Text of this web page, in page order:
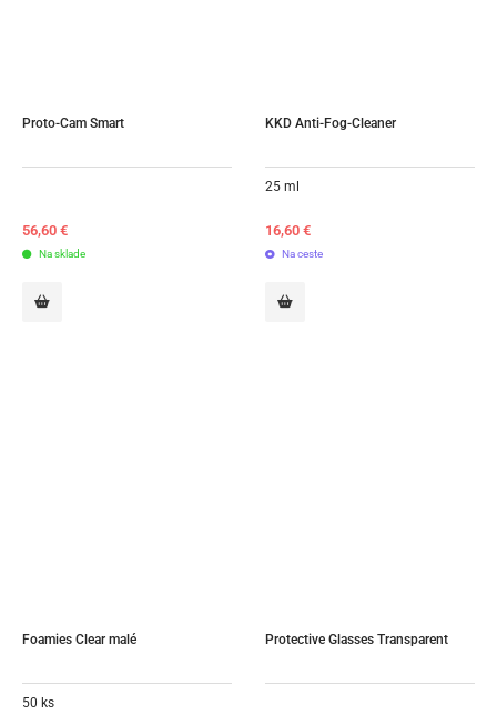
Proto-Cam Smart
56,60 €
Na sklade
KKD Anti-Fog-Cleaner
25 ml
16,60 €
Na ceste
Foamies Clear malé
50 ks
Protective Glasses Transparent